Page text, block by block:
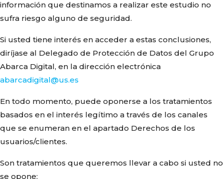
información que destinamos a realizar este estudio no
sufra riesgo alguno de seguridad.
Si usted tiene interés en acceder a estas conclusiones,
diríjase al Delegado de Protección de Datos del Grupo
Abarca Digital, en la dirección electrónica
abarcadigital@us.es
En todo momento, puede oponerse a los tratamientos
basados en el interés legítimo a través de los canales
que se enumeran en el apartado Derechos de los
usuarios/clientes.
Son tratamientos que queremos llevar a cabo si usted no
se opone: